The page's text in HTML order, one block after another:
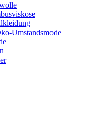
Umstandsmode